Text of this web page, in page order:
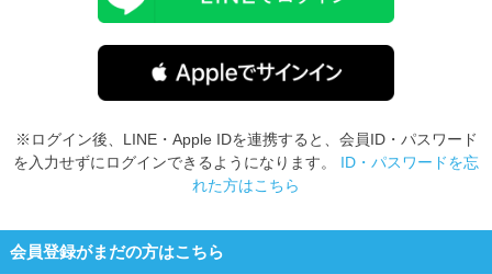
※ログイン後、LINE・Apple IDを連携すると、会員ID・パスワード
を入力せずにログインできるようになります。 ID・パスワードを忘
れた方はこちら
会員登録がまだの方はこちら